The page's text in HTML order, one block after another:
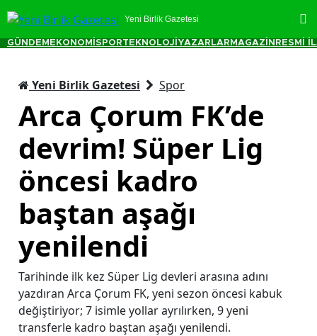
Yeni Birlik Gazetesi
GÜNDEM EKONOMİ SPORTEKNOLOJİ YAZARLAR MAGAZİN RESMİ
Yeni Birlik Gazetesi Spor
Arca Çorum FK’de
devrim! Süper Lig
öncesi kadro
baştan aşağı
yenilendi
Tarihinde ilk kez Süper Lig devleri arasına adını
yazdıran Arca Çorum FK, yeni sezon öncesi kabuk
değiştiriyor; 7 isimle yollar ayrılırken, 9 yeni
transferle kadro baştan aşağı yenilendi.